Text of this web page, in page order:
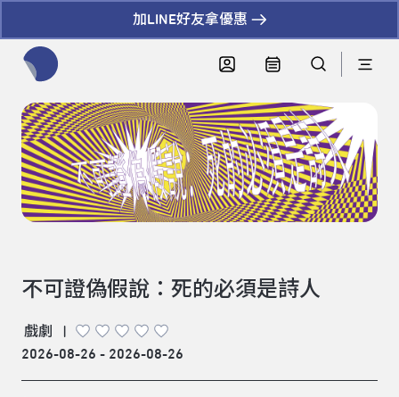
加LINE好友拿優惠
不可證偽假說：死的必須是詩人
戲劇
|
2026-08-26 - 2026-08-26